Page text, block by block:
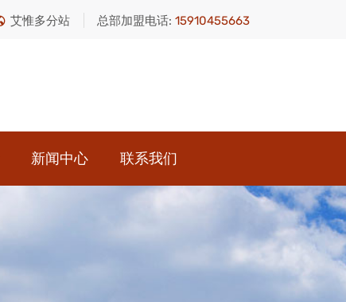
艾惟多分站 总部加盟电话: 15910455663
新闻中心 联系我们